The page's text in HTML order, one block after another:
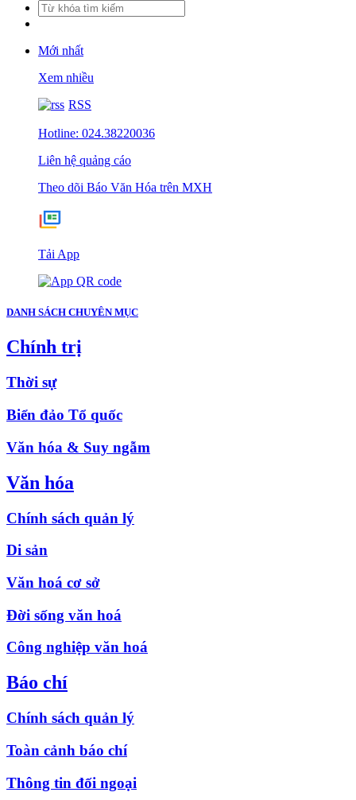
Mới nhất
Xem nhiều
RSS
Hotline: 024.38220036
Liên hệ quảng cáo
Theo dõi Báo Văn Hóa trên MXH
Tải App
DANH SÁCH CHUYÊN MỤC
Chính trị
Thời sự
Biển đảo Tổ quốc
Văn hóa & Suy ngẫm
Văn hóa
Chính sách quản lý
Di sản
Văn hoá cơ sở
Đời sống văn hoá
Công nghiệp văn hoá
Báo chí
Chính sách quản lý
Toàn cảnh báo chí
Thông tin đối ngoại